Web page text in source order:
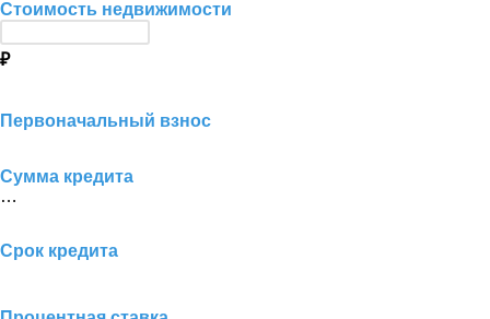
Стоимость недвижимости
₽
Первоначальный взнос
Сумма кредита
…
Срок кредита